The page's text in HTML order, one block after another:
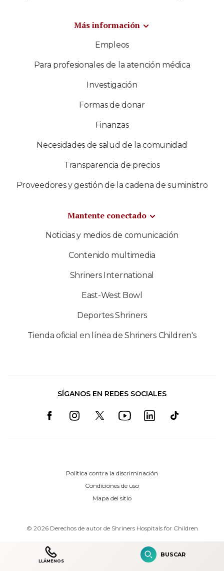
Más información
Empleos
Para profesionales de la atención médica
Investigación
Formas de donar
Finanzas
Necesidades de salud de la comunidad
Transparencia de precios
Proveedores y gestión de la cadena de suministro
Mantente conectado
Noticias y medios de comunicación
Contenido multimedia
Shriners International
East-West Bowl
Deportes Shriners
Tienda oficial en línea de Shriners Children's
SÍGANOS EN REDES SOCIALES
Política contra la discriminación
Condiciones de uso
Mapa del sitio
© 2026 Derechos de autor de Shriners Hospitals for Children
LLÁMENOS
BUSCAR